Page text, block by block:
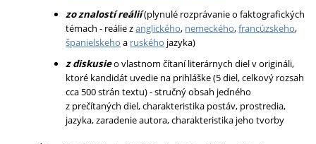
zo znalostí reálií(plynulé rozprávanie o faktografických
témach - reálie zanglického, nemeckého,francúzskeho,
španielskeho a ruského jazyka)
z diskusieo vlastnom čítaní literárnych diel v origináli,
ktoré kandidát uvedie na prihláške (5 diel, celkový rozsah
cca 500 strán textu) - stručný obsah jedného
z prečítaných diel, charakteristika postáv, prostredia,
jazyka, zaradenie autora, charakteristika jeho tvorby